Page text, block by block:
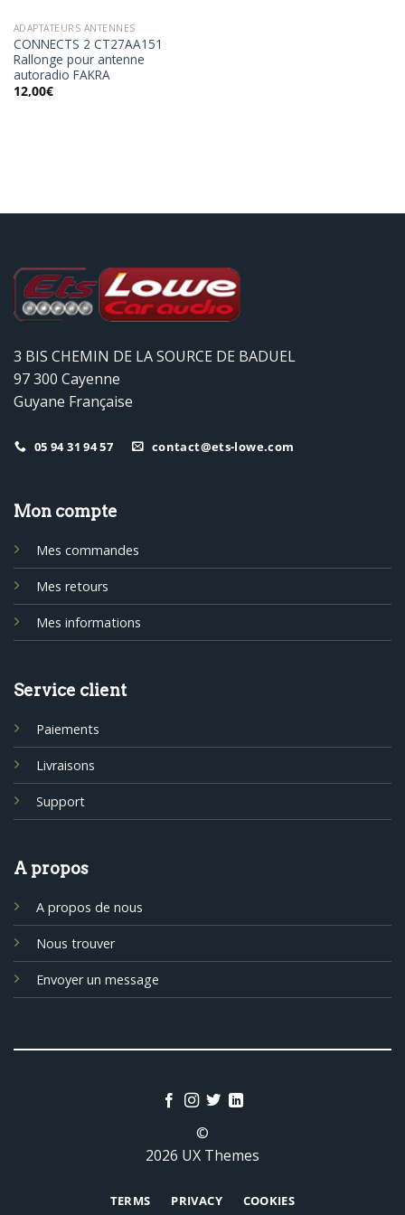
ADAPTATEURS ANTENNES
CONNECTS 2 CT27AA151
Rallonge pour antenne
autoradio FAKRA
12,00€
3 BIS CHEMIN DE LA SOURCE DE BADUEL
97 300 Cayenne
Guyane Française
05 94 31 94 57 contact@ets-lowe.com
Mon compte
Mes commandes
Mes retours
Mes informations
Service client
Paiements
Livraisons
Support
A propos
A propos de nous
Nous trouver
Envoyer un message
©
2026 UX Themes
TERMS PRIVACY COOKIES